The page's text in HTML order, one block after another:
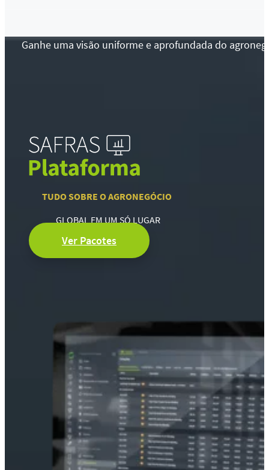
Ganhe uma visão uniforme e aprofundada do
TUDO SOBRE O AGRONEGÓCIO
GLOBAL EM UM SÓ LUGAR
Ver Pacotes